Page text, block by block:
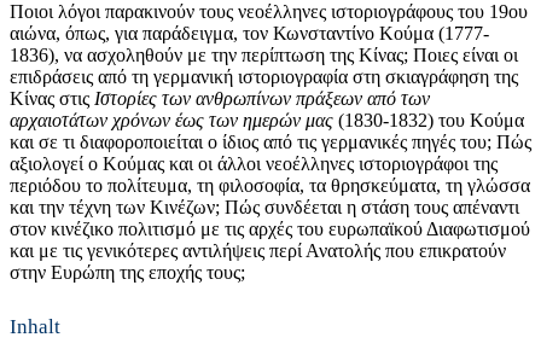
Ποιοι λόγοι παρακινούν τους νεοέλληνες ιστοριογράφους του 19ου
αιώνα, όπως, για παράδειγμα, τον Κωνσταντίνο Κούμα (1777-
1836), να ασχοληθούν με την περίπτωση της Κίνας; Ποιες είναι οι
επιδράσεις από τη γερμανική ιστοριογραφία στη σκιαγράφηση της
Κίνας στις Ιστορίες των ανθρωπίνων πράξεων από των
αρχαιοτάτων χρόνων έως των ημερών μας (1830-1832) του Κούμα
και σε τι διαφοροποιείται ο ίδιος από τις γερμανικές πηγές του; Πώς
αξιολογεί ο Κούμας και οι άλλοι νεοέλληνες ιστοριογράφοι της
περιόδου το πολίτευμα, τη φιλοσοφία, τα θρησκεύματα, τη γλώσσα
και την τέχνη των Κινέζων; Πώς συνδέεται η στάση τους απέναντι
στον κινέζικο πολιτισμό με τις αρχές του ευρωπαϊκού Διαφωτισμού
και με τις γενικότερες αντιλήψεις περί Ανατολής που επικρατούν
στην Ευρώπη της εποχής τους;
Inhalt